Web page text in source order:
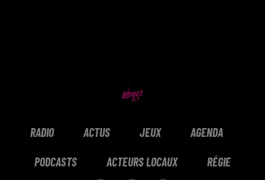
RADIO ACTUS JEUX AGENDA
PODCASTS ACTEURS LOCAUX RÉGIE